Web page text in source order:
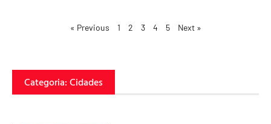
« Previous 1 2 3 4 5 Next »
Categoria: Cidades